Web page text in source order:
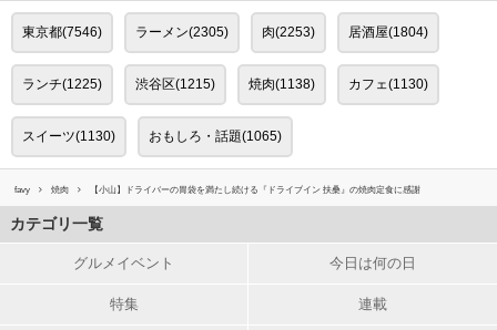
東京都(7546) ラーメン(2305) 肉(2253) 居酒屋(1804)
ランチ(1225) 渋谷区(1215) 焼肉(1138) カフェ(1130)
スイーツ(1130) おもしろ・話題(1065)
favy 焼肉 【小山】ドライバーの胃袋を満たし続ける『ドライブイン 扶桑』の焼肉定食に感謝
カテゴリ一覧
グルメイベント 今日は何の日
特集 連載